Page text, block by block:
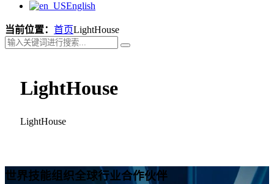
English
当前位置： 首页LightHouse
LightHouse
LightHouse
世界技能组织全球行业合作伙伴